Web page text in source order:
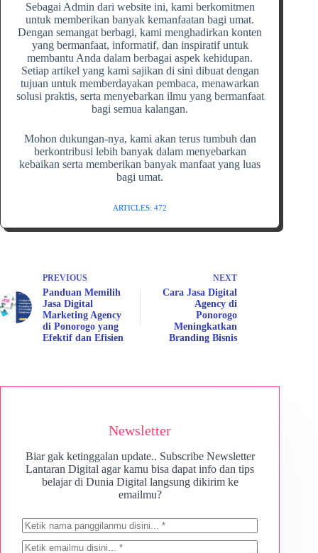
Sebagai Admin dari website ini, kami berkomitmen
untuk memberikan banyak kemanfaatan bagi umat.
Dengan semangat berbagi, kami menghadirkan konten
yang bermanfaat, informatif, dan inspiratif untuk
membantu Anda dalam berbagai aspek kehidupan.
Setiap artikel yang kami sajikan di sini dibuat dengan
tujuan untuk memberdayakan pembaca, menawarkan
solusi praktis, serta menyebarkan ilmu yang bermanfaat
bagi semua kalangan.
Mohon dukungan-nya, kami akan terus tumbuh dan
berkontribusi lebih banyak dalam menyebarkan
kebaikan serta memberikan banyak manfaat yang luas
bagi umat.
ARTICLES: 472
PREVIOUS
Panduan Memilih
Jasa Digital
Marketing Agency
di Ponorogo yang
Efektif dan Efisien
NEXT
Cara Jasa Digital
Agency di
Ponorogo
Meningkatkan
Branding Bisnis
Newsletter
Biar gak ketinggalan update.. Subscribe Newsletter
Lantaran Digital agar kamu bisa dapat info dan tips
belajar di Dunia Digital langsung dikirim ke
emailmu?